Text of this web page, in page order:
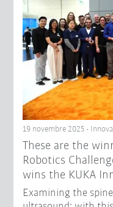
19 novembre 2025 -
These are the
Robotics
wins the KUKA
Examining the